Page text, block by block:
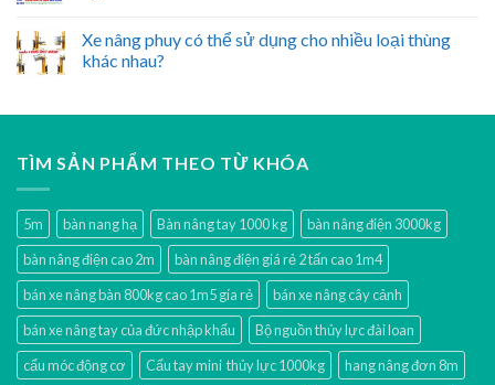
Xe nâng phuy có thể sử dụng cho nhiều loại thùng
khác nhau?
TÌM SẢN PHẨM THEO TỪ KHÓA
5m bàn nang hạ Bàn nâng tay 1000 kg
bàn nâng điện 3000kg
bàn nâng điện cao 2m
bàn nâng điện giá rẻ 2 tấn cao 1m4
bán xe nâng bàn 800kg cao 1m5 gía rẻ
bán xe nâng cây cảnh
bán xe nâng tay của đức nhập khẩu
Bộ nguồn thủy lực đài loan
cẩu móc động cơ
Cẩu tay mini thủy lực 1000kg
hang nâng đơn 8m